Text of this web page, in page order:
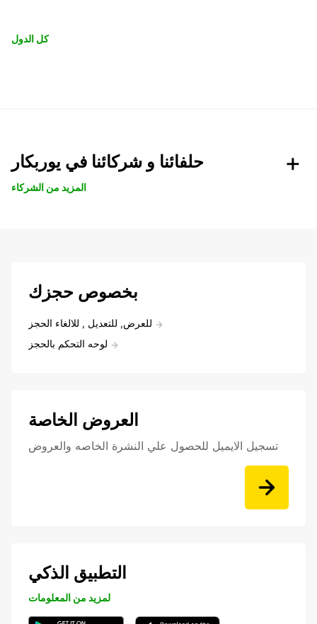
كل الدول
حلفائنا و شركائنا في يوربكار
المزيد من الشركاء
بخصوص حجزك
للعرض, للتعديل , للالغاء الحجز
لوحه التحكم بالحجز
العروض الخاصة
تسجيل الايميل للحصول علي النشرة الخاصه والعروض
التطبيق الذكي
لمزيد من المعلومات